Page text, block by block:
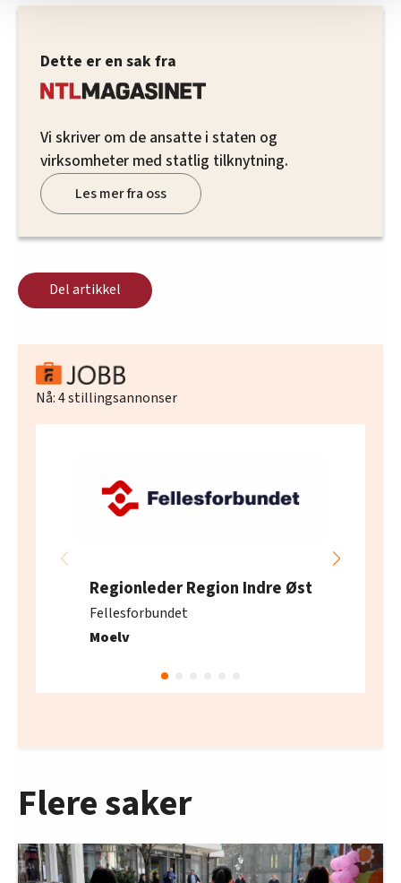
oversikten lengre ned på denne siden.
Dette er en sak fra
Vi skriver om de ansatte i staten og
virksomheter med statlig tilknytning.
Les mer fra oss
Del artikkel
Nå:4stillingsannonser
Regionleder Region Indre Øst
Fellesforbundet
Moelv
Flere saker